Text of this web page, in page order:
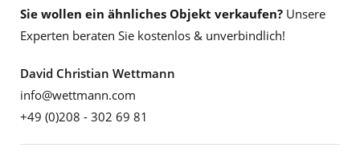
Sie wollen ein ähnliches Objekt verkaufen? Unsere
Experten beraten Sie kostenlos & unverbindlich!
David Christian Wettmann
info@wettmann.com
+49 (0)208 - 302 69 81